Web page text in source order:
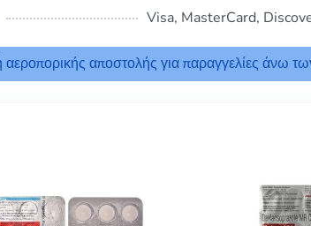
Visa, MasterCard,
αποστολής για παραγγελίες άνω